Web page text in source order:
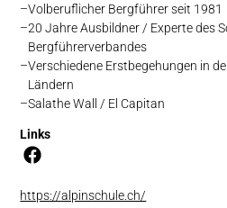
Volberuflicher Bergführer seit 1981
20 Jahre Ausbildner / Experte des
Bergführerverbandes
Verschiedene Erstbegehungen in
Ländern
Salathe Wall / El Capitan
Links
https://alpinschule.ch/